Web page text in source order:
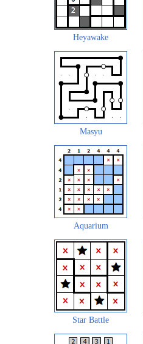
Heyawake
Masyu
Aquarium
Star Battle